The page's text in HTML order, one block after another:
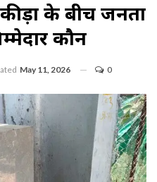
कीड़ों के बीच जनता
कौन
May 11, 2026 0